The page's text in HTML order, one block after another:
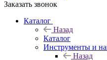
Заказать звонок
Каталог
Назад
Каталог
Инструменты и
Назад